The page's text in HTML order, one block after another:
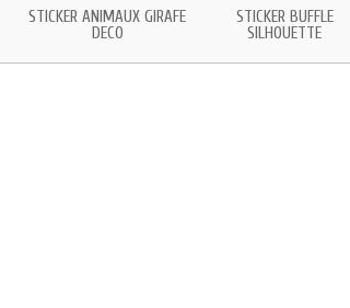
STICKER ANIMAUX GIRAFE
DECO
STICKER BUFFLE
SILHOUETTE